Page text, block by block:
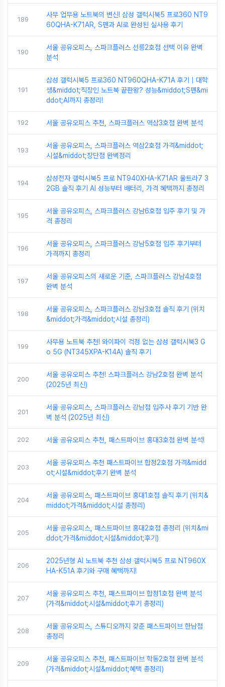
189
사무 업무용 노트북의 변신! 삼성 갤럭시북5 프로360 NT9
60QHA-K71AR, S펜과 AI로 완성된 실사용 후기
190
서울 공유오피스, 스파크플러스 선릉2호점 선택 이유 완벽
분석
191
삼성 갤럭시북5 프로360 NT960QHA-K71A 후기｜대학
생&middot;직장인 노트북 끝판왕? 성능&middot;S펜&mi
ddot;AI까지 총정리!
192 서울 공유오피스 추천, 스파크플러스 역삼3호점 완벽 분석
193
서울 공유오피스, 스파크플러스 역삼2호점 가격&middot;
시설&middot;장단점 완벽정리
194
삼성전자 갤럭시북5 프로 NT940XHA-K71AR 울트라7 3
2GB 솔직 후기 AI 성능부터 배터리, 가격 혜택까지 총정리
195
서울 공유오피스, 스파크플러스 강남6호점 입주 후기 및 가
격 총정리
196
서울 공유오피스, 스파크플러스 강남5호점 입주 후기부터
가격까지 총정리
197
서울 공유오피스의 새로운 기준, 스파크플러스 강남4호점
완벽 분석
198
서울 공유오피스, 스파크플러스 강남3호점 솔직 후기 (위치
&middot;가격&middot;시설 총정리)
199
사무용 노트북 추천! 와이파이 걱정 없는 삼성 갤럭시북3 G
o 5G (NT345XPA-K14A) 솔직 후기
200
서울 공유오피스 추천! 스파크플러스 강남2호점 완벽 분석
(2025년 최신)
201
서울 공유오피스, 스파크플러스 강남점 입주사 후기 기반 완
벽 분석 (2025년 최신)
202 서울 공유오피스 추천, 패스트파이브 홍대3호점 완벽 분석!
203
서울 공유오피스 추천 패스트파이브 합정2호점 가격&midd
ot;시설&middot;후기 완벽 분석
204
서울 공유오피스, 패스트파이브 홍대1호점 솔직 후기 (위치&
middot;가격&middot;시설 총정리)
205
서울 공유오피스, 패스트파이브 홍대2호점 총정리 (위치&mi
ddot;가격&middot;시설&middot;후기)
206
2025년형 AI 노트북 추천 삼성 갤럭시북5 프로 NT960X
HA-K51A 후기와 구매 혜택까지!
207
서울 공유오피스 추천, 패스트파이브 합정1호점 완벽 분석
(가격&middot;시설&middot;후기 총정리)
208
서울 공유오피스, 스튜디오까지 갖춘 패스트파이브 한남점
총정리
209
서울 공유오피스 추천, 패스트파이브 학동2호점 완벽 분석
(가격&middot;시설&middot;혜택 총정리)